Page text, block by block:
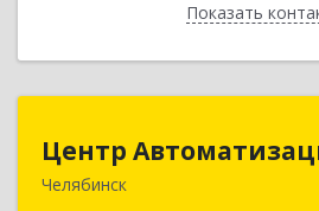
ПоказатьНазад
Центр
Челябинск